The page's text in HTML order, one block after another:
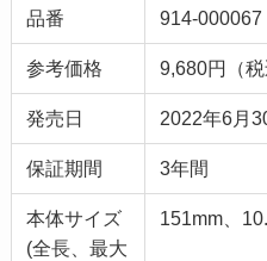
品番 914-000067
参考価格 9,680円（税
発売日 2022年6月
保証期間 3年間
本体サイズ
(全長、最大
151mm、